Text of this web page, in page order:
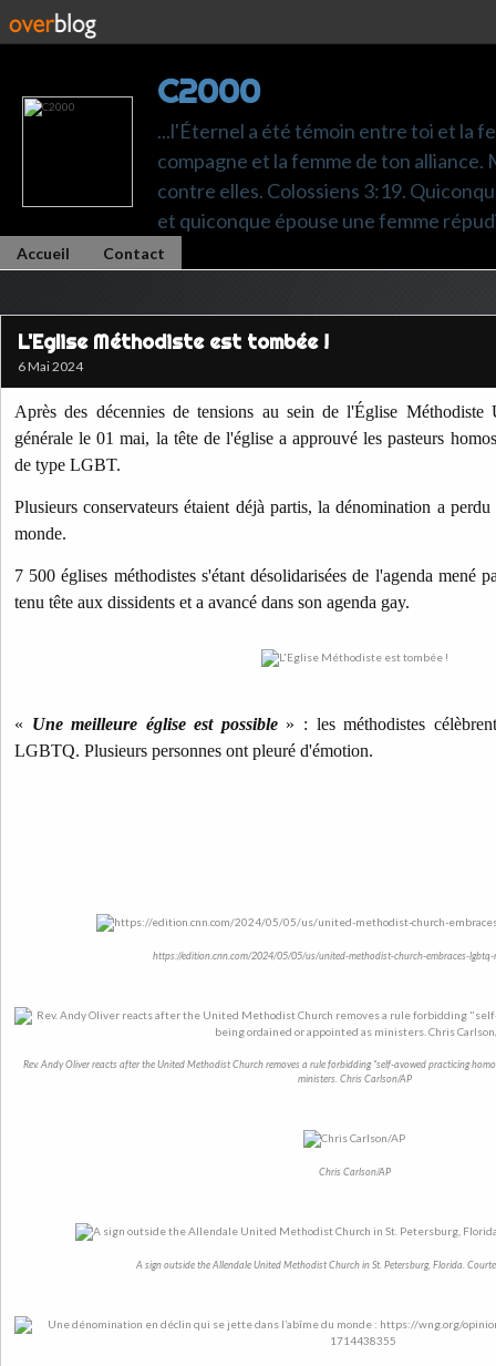
C2000
...l'Éternel a été témoin entre toi et la
compagne et la femme de ton alliance.
contre elles. Colossiens 3:19.
et quiconque épouse une femme
Accueil Contact
L'Eglise Méthodiste est tombée !
6 Mai 2024
Après des décennies de tensions au sein de l'Église Méthodiste
générale le 01 mai, la tête de l'église a approuvé les pasteurs
de type LGBT.
Plusieurs conservateurs étaient déjà partis, la dénomination a
monde.
7 500 églises méthodistes s'étant désolidarisées de l'agenda mené
tenu tête aux dissidents et a avancé dans son agenda gay.
« Une meilleure église est possible » : les méthodistes
LGBTQ. Plusieurs personnes ont pleuré d'émotion.
https://edition.cnn.com/2024/05/05/us/united-methodist-church-embraces-lgbtq-
Rev. Andy Oliver reacts after the United Methodist Church removes a rule forbidding "self-avowed practicing
ministers. Chris Carlson/AP
Chris Carlson/AP
A sign outside the Allendale United Methodist Church in St. Petersburg, Florida.